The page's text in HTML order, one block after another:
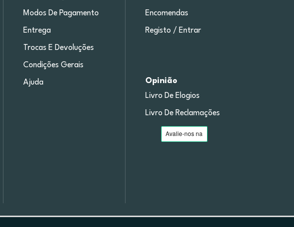
Modos De Pagamento
Entrega
Trocas E Devoluções
Condições Gerais
Ajuda
Encomendas
Registo / Entrar
Opinião
Livro De Elogios
Livro De Reclamações